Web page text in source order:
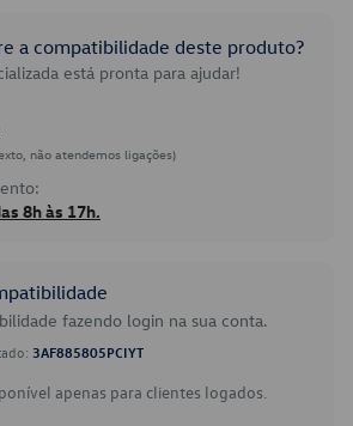
a compatibilidade deste produto?
está pronta para ajudar!
não atendemos ligações)
8h às 17h.
fazendo login na sua conta.
3AF885805PCIYT
apenas para clientes logados.